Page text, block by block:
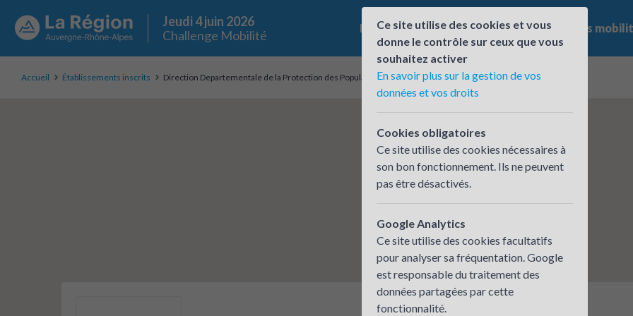
Jeudi 4 juin 2026
Challenge Mobilité
Le challenge Qui participe ? Les offres
Accueil Établissements inscrits Direction Departementale de la Protection des Populations - 63
Ce site utilise des cookies et vous
donne le contrôle sur ceux que vous
souhaitez activer
En savoir plus sur la gestion de vos
données et vos droits
Cookies obligatoires
Ce site utilise des cookies nécessaires à
son bon fonctionnement. Ils ne peuvent
pas être désactivés.
Google Analytics
Ce site utilise des cookies facultatifs
pour analyser sa fréquentation. Google
est responsable du traitement des
données partagées par cette
fonctionnalité.